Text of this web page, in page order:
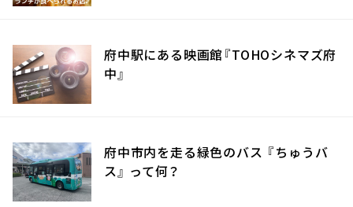
府中駅にある映画館『TOHOシネマズ府
中』
府中市内を走る緑色のバス 『ちゅうバ
ス』 って何？